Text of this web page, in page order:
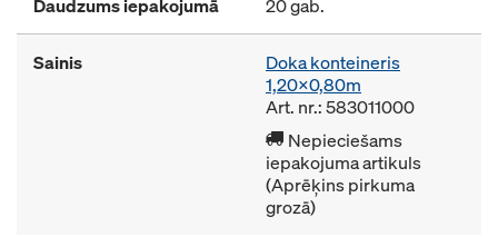
Daudzums iepakojumā 20 gab.
Sainis
Doka konteineris
1,20x0,80m
Art. nr.: 583011000
Nepieciešams
iepakojuma artikuls
(Aprēķins pirkuma
grozā)